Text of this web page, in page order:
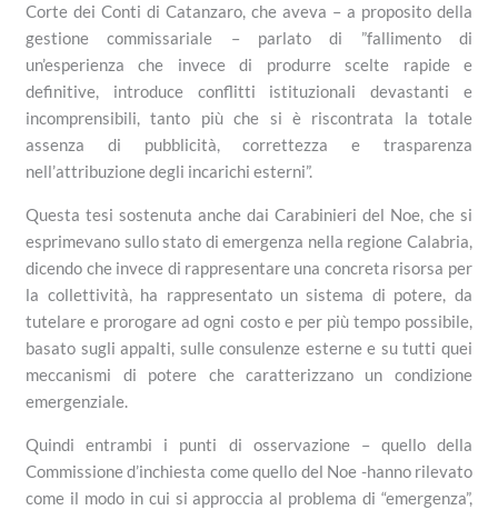
Corte dei Conti di Catanzaro, che aveva – a proposito della
gestione commissariale – parlato di ”fallimento di
un’esperienza che invece di produrre scelte rapide e
definitive, introduce conflitti istituzionali devastanti e
incomprensibili, tanto più che si è riscontrata la totale
assenza di pubblicità, correttezza e trasparenza
nell’attribuzione degli incarichi esterni”.
Questa tesi sostenuta anche dai Carabinieri del Noe, che si
esprimevano sullo stato di emergenza nella regione Calabria,
dicendo che invece di rappresentare una concreta risorsa per
la collettività, ha rappresentato un sistema di potere, da
tutelare e prorogare ad ogni costo e per più tempo possibile,
basato sugli appalti, sulle consulenze esterne e su tutti quei
meccanismi di potere che caratterizzano un condizione
emergenziale.
Quindi entrambi i punti di osservazione – quello della
Commissione d’inchiesta come quello del Noe -hanno rilevato
come il modo in cui si approccia al problema di “emergenza”,